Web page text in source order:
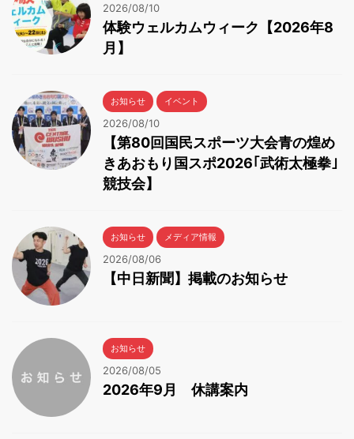
2026/08/10
体験ウェルカムウィーク【2026年8
月】
お知らせ イベント
2026/08/10
【第80回国民スポーツ大会青の煌め
きあおもり国スポ2026｢武術太極拳｣
競技会】
お知らせ メディア情報
2026/08/06
【中日新聞】掲載のお知らせ
お知らせ
2026/08/05
2026年9月 休講案内